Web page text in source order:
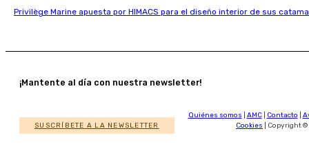
Privilège Marine apuesta por HIMACS para el diseño interior de sus
¡Mantente al día con nuestra newsletter!
SUSCRÍBETE A LA NEWSLETTER
Quiénes somos AMC| Contacto
Cookies | Copyright